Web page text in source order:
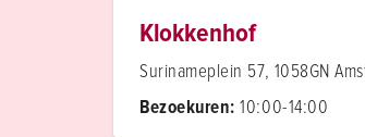
Klokkenhof
Surinameplein 57, 1058GN
Bezoekuren: 10:00-14:00